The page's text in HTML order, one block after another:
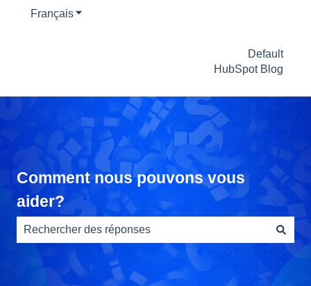
FrançaisAfficher le sous-menu pour les traductions
Default
HubSpot Blog
Comment nous pouvons vous
aider?
Il n'y a aucune suggestion car le champ de recherche